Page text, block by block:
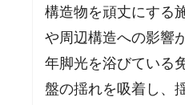
構造物を頑丈にする
や周辺構造への影響
年脚光を浴びている
盤の揺れを吸着し、